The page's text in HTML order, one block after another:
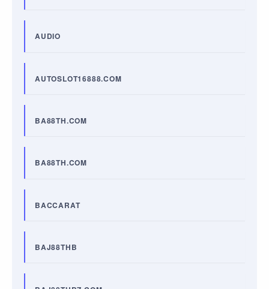
AUDIO
AUTOSLOT16888.COM
BA88TH.COM
BA88TH.COM
BACCARAT
BAJ88THB